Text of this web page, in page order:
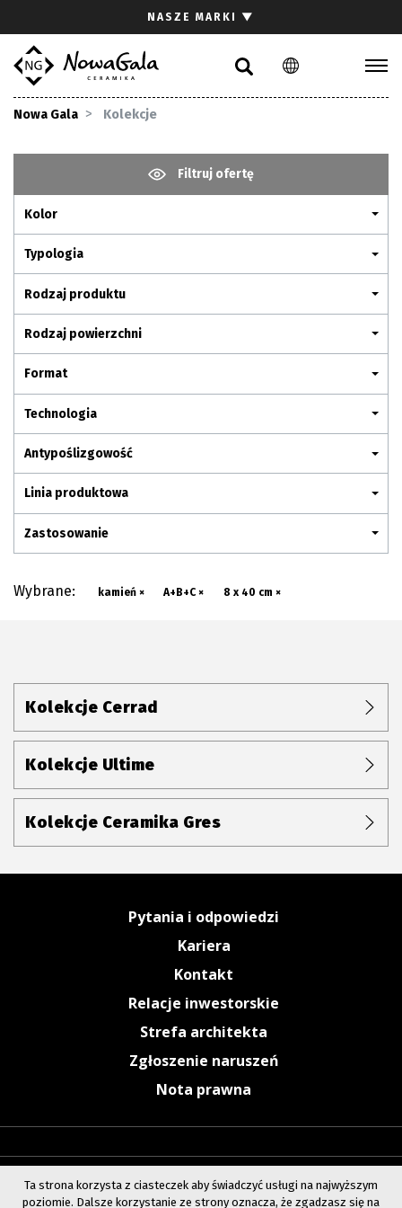
PL EN
NASZE MARKI ▼
Nowa Gala Kolekcje
Filtruj ofertę
Kolor
Typologia
Rodzaj produktu
Rodzaj powierzchni
Format
Technologia
Antypoślizgowość
Linia produktowa
Zastosowanie
Wybrane: kamień × A+B+C × 8 x 40 cm ×
Kolekcje Cerrad
Kolekcje Ultime
Kolekcje Ceramika Gres
Pytania i odpowiedzi
Kariera
Kontakt
Relacje inwestorskie
Strefa architekta
Zgłoszenie naruszeń
Nota prawna
Gdzie kupić
Pliki do pobrania
Pytania i odpowiedzi
Kariera
Kontakt
Komunikacja z akcjonariuszami
Ta strona korzysta z ciasteczek aby świadczyć usługi na najwyższym
poziomie. Dalsze korzystanie ze strony oznacza, że zgadzasz się na